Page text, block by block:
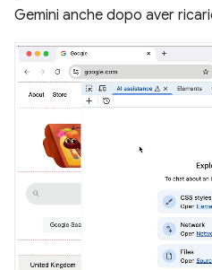
Gemini anche dopo aver